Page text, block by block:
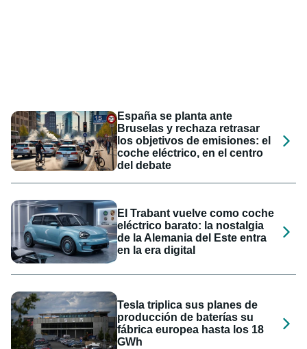
España se planta ante
Bruselas y rechaza retrasar
los objetivos de emisiones: el
coche eléctrico, en el centro
del debate
El Trabant vuelve como coche
eléctrico barato: la nostalgia
de la Alemania del Este entra
en la era digital
Tesla triplica sus planes de
producción de baterías su
fábrica europea hasta los 18
GWh